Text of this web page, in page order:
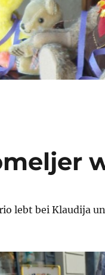
lebt bei Klaudija